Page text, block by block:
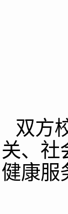
双方
关、社
健康服